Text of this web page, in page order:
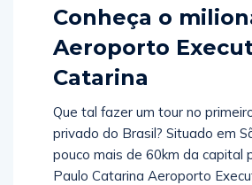
Conheça o
Aeroporto
Catarina
Que tal fazer um tour no
privado do Brasil? Situado em
pouco mais de 60km da capital
Paulo Catarina Aeroporto